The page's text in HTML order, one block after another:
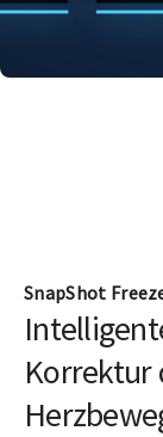
SnapShot
Korrektur